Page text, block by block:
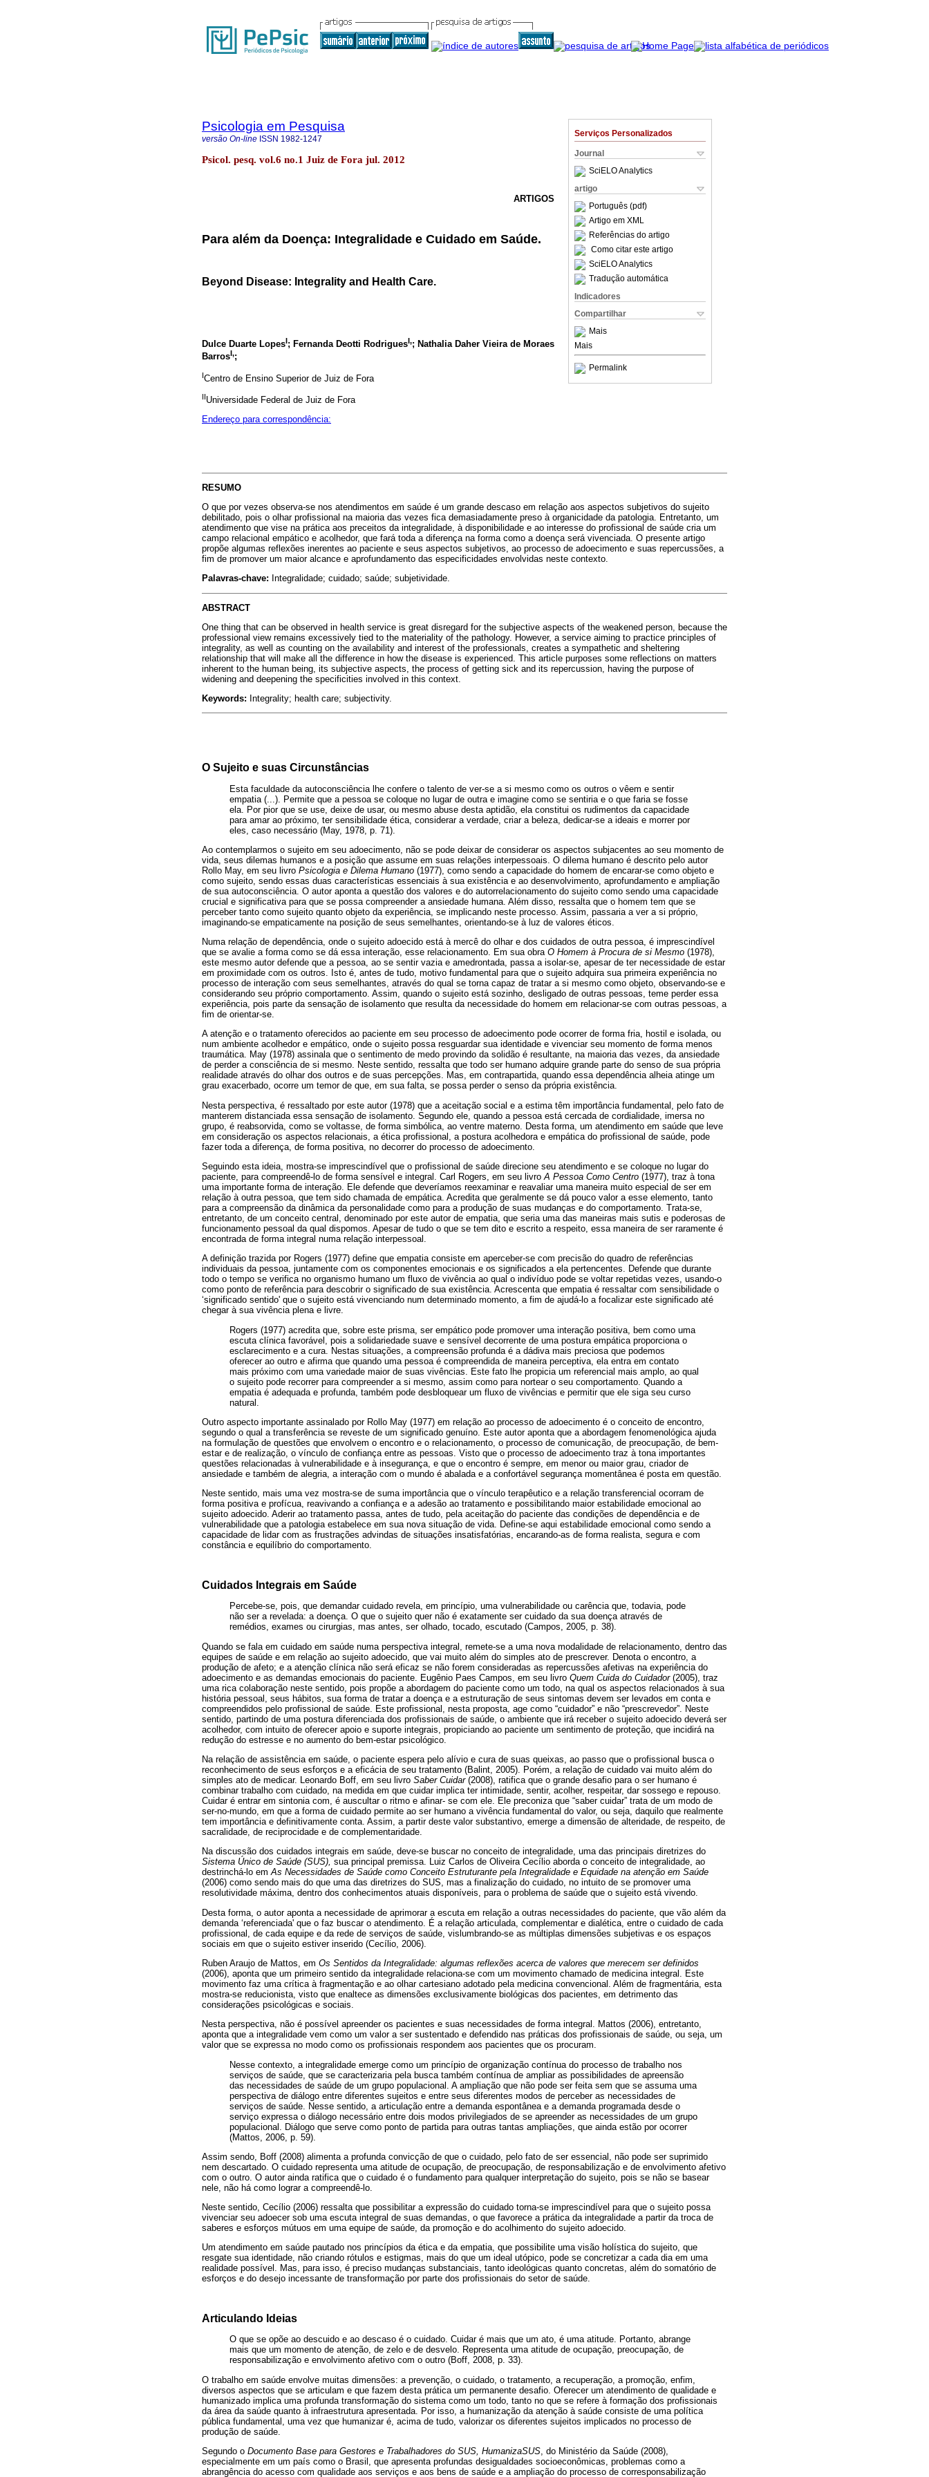
Serviços Personalizados
Journal
SciELO Analytics
artigo
Português (pdf)
Artigo em XML
Referências do artigo
Como citar este artigo
SciELO Analytics
Tradução automática
Indicadores
Compartilhar
Mais
Mais
Permalink
Psicologia em Pesquisa
versão On-line ISSN 1982-1247
Psicol. pesq. vol.6 no.1 Juiz de Fora jul. 2012
ARTIGOS
Para além da Doença: Integralidade e Cuidado em Saúde.
Beyond Disease: Integrality and Health Care.
Dulce Duarte LopesI; Fernanda Deotti RodriguesI,; Nathalia Daher Vieira de Moraes
BarrosI,;
ICentro de Ensino Superior de Juiz de Fora
IIUniversidade Federal de Juiz de Fora
Endereço para correspondência:
RESUMO
O que por vezes observa-se nos atendimentos em saúde é um grande descaso em relação aos aspectos subjetivos do sujeito
debilitado, pois o olhar profissional na maioria das vezes fica demasiadamente preso à organicidade da patologia. Entretanto, um
atendimento que vise na prática aos preceitos da integralidade, à disponibilidade e ao interesse do profissional de saúde cria um
campo relacional empático e acolhedor, que fará toda a diferença na forma como a doença será vivenciada. O presente artigo
propõe algumas reflexões inerentes ao paciente e seus aspectos subjetivos, ao processo de adoecimento e suas repercussões, a
fim de promover um maior alcance e aprofundamento das especificidades envolvidas neste contexto.
Palavras-chave: Integralidade; cuidado; saúde; subjetividade.
ABSTRACT
One thing that can be observed in health service is great disregard for the subjective aspects of the weakened person, because the
professional view remains excessively tied to the materiality of the pathology. However, a service aiming to practice principles of
integrality, as well as counting on the availability and interest of the professionals, creates a sympathetic and sheltering
relationship that will make all the difference in how the disease is experienced. This article purposes some reflections on matters
inherent to the human being, its subjective aspects, the process of getting sick and its repercussion, having the purpose of
widening and deepening the specificities involved in this context.
Keywords: Integrality; health care; subjectivity.
O Sujeito e suas Circunstâncias
Esta faculdade da autoconsciência lhe confere o talento de ver-se a si mesmo como os outros o vêem e sentir
empatia (...). Permite que a pessoa se coloque no lugar de outra e imagine como se sentiria e o que faria se fosse
ela. Por pior que se use, deixe de usar, ou mesmo abuse desta aptidão, ela constitui os rudimentos da capacidade
para amar ao próximo, ter sensibilidade ética, considerar a verdade, criar a beleza, dedicar-se a ideais e morrer por
eles, caso necessário (May, 1978, p. 71).
Ao contemplarmos o sujeito em seu adoecimento, não se pode deixar de considerar os aspectos subjacentes ao seu momento de
vida, seus dilemas humanos e a posição que assume em suas relações interpessoais. O dilema humano é descrito pelo autor
Rollo May, em seu livro Psicologia e Dilema Humano (1977), como sendo a capacidade do homem de encarar-se como objeto e
como sujeito, sendo essas duas características essenciais à sua existência e ao desenvolvimento, aprofundamento e ampliação
de sua autoconsciência. O autor aponta a questão dos valores e do autorrelacionamento do sujeito como sendo uma capacidade
crucial e significativa para que se possa compreender a ansiedade humana. Além disso, ressalta que o homem tem que se
perceber tanto como sujeito quanto objeto da experiência, se implicando neste processo. Assim, passaria a ver a si próprio,
imaginando-se empaticamente na posição de seus semelhantes, orientando-se à luz de valores éticos.
Numa relação de dependência, onde o sujeito adoecido está à mercê do olhar e dos cuidados de outra pessoa, é imprescindível
que se avalie a forma como se dá essa interação, esse relacionamento. Em sua obra O Homem à Procura de si Mesmo (1978),
este mesmo autor defende que a pessoa, ao se sentir vazia e amedrontada, passa a isolar-se, apesar de ter necessidade de estar
em proximidade com os outros. Isto é, antes de tudo, motivo fundamental para que o sujeito adquira sua primeira experiência no
processo de interação com seus semelhantes, através do qual se torna capaz de tratar a si mesmo como objeto, observando-se e
considerando seu próprio comportamento. Assim, quando o sujeito está sozinho, desligado de outras pessoas, teme perder essa
experiência, pois parte da sensação de isolamento que resulta da necessidade do homem em relacionar-se com outras pessoas, a
fim de orientar-se.
A atenção e o tratamento oferecidos ao paciente em seu processo de adoecimento pode ocorrer de forma fria, hostil e isolada, ou
num ambiente acolhedor e empático, onde o sujeito possa resguardar sua identidade e vivenciar seu momento de forma menos
traumática. May (1978) assinala que o sentimento de medo provindo da solidão é resultante, na maioria das vezes, da ansiedade
de perder a consciência de si mesmo. Neste sentido, ressalta que todo ser humano adquire grande parte do senso de sua própria
realidade através do olhar dos outros e de suas percepções. Mas, em contrapartida, quando essa dependência alheia atinge um
grau exacerbado, ocorre um temor de que, em sua falta, se possa perder o senso da própria existência.
Nesta perspectiva, é ressaltado por este autor (1978) que a aceitação social e a estima têm importância fundamental, pelo fato de
manterem distanciada essa sensação de isolamento. Segundo ele, quando a pessoa está cercada de cordialidade, imersa no
grupo, é reabsorvida, como se voltasse, de forma simbólica, ao ventre materno. Desta forma, um atendimento em saúde que leve
em consideração os aspectos relacionais, a ética profissional, a postura acolhedora e empática do profissional de saúde, pode
fazer toda a diferença, de forma positiva, no decorrer do processo de adoecimento.
Seguindo esta ideia, mostra-se imprescindível que o profissional de saúde direcione seu atendimento e se coloque no lugar do
paciente, para compreendê-lo de forma sensível e integral. Carl Rogers, em seu livro A Pessoa Como Centro (1977), traz à tona
uma importante forma de interação. Ele defende que deveríamos reexaminar e reavaliar uma maneira muito especial de ser em
relação à outra pessoa, que tem sido chamada de empática. Acredita que geralmente se dá pouco valor a esse elemento, tanto
para a compreensão da dinâmica da personalidade como para a produção de suas mudanças e do comportamento. Trata-se,
entretanto, de um conceito central, denominado por este autor de empatia, que seria uma das maneiras mais sutis e poderosas de
funcionamento pessoal da qual dispomos. Apesar de tudo o que se tem dito e escrito a respeito, essa maneira de ser raramente é
encontrada de forma integral numa relação interpessoal.
A definição trazida por Rogers (1977) define que empatia consiste em aperceber-se com precisão do quadro de referências
individuais da pessoa, juntamente com os componentes emocionais e os significados a ela pertencentes. Defende que durante
todo o tempo se verifica no organismo humano um fluxo de vivência ao qual o indivíduo pode se voltar repetidas vezes, usando-o
como ponto de referência para descobrir o significado de sua existência. Acrescenta que empatia é ressaltar com sensibilidade o
‘significado sentido' que o sujeito está vivenciando num determinado momento, a fim de ajudá-lo a focalizar este significado até
chegar à sua vivência plena e livre.
Rogers (1977) acredita que, sobre este prisma, ser empático pode promover uma interação positiva, bem como uma
escuta clínica favorável, pois a solidariedade suave e sensível decorrente de uma postura empática proporciona o
esclarecimento e a cura. Nestas situações, a compreensão profunda é a dádiva mais preciosa que podemos
oferecer ao outro e afirma que quando uma pessoa é compreendida de maneira perceptiva, ela entra em contato
mais próximo com uma variedade maior de suas vivências. Este fato lhe propicia um referencial mais amplo, ao qual
o sujeito pode recorrer para compreender a si mesmo, assim como para nortear o seu comportamento. Quando a
empatia é adequada e profunda, também pode desbloquear um fluxo de vivências e permitir que ele siga seu curso
natural.
Outro aspecto importante assinalado por Rollo May (1977) em relação ao processo de adoecimento é o conceito de encontro,
segundo o qual a transferência se reveste de um significado genuíno. Este autor aponta que a abordagem fenomenológica ajuda
na formulação de questões que envolvem o encontro e o relacionamento, o processo de comunicação, de preocupação, de bem-
estar e de realização, o vínculo de confiança entre as pessoas. Visto que o processo de adoecimento traz à tona importantes
questões relacionadas à vulnerabilidade e à insegurança, e que o encontro é sempre, em menor ou maior grau, criador de
ansiedade e também de alegria, a interação com o mundo é abalada e a confortável segurança momentânea é posta em questão.
Neste sentido, mais uma vez mostra-se de suma importância que o vínculo terapêutico e a relação transferencial ocorram de
forma positiva e profícua, reavivando a confiança e a adesão ao tratamento e possibilitando maior estabilidade emocional ao
sujeito adoecido. Aderir ao tratamento passa, antes de tudo, pela aceitação do paciente das condições de dependência e de
vulnerabilidade que a patologia estabelece em sua nova situação de vida. Define-se aqui estabilidade emocional como sendo a
capacidade de lidar com as frustrações advindas de situações insatisfatórias, encarando-as de forma realista, segura e com
constância e equilíbrio do comportamento.
Cuidados Integrais em Saúde
Percebe-se, pois, que demandar cuidado revela, em princípio, uma vulnerabilidade ou carência que, todavia, pode
não ser a revelada: a doença. O que o sujeito quer não é exatamente ser cuidado da sua doença através de
remédios, exames ou cirurgias, mas antes, ser olhado, tocado, escutado (Campos, 2005, p. 38).
Quando se fala em cuidado em saúde numa perspectiva integral, remete-se a uma nova modalidade de relacionamento, dentro das
equipes de saúde e em relação ao sujeito adoecido, que vai muito além do simples ato de prescrever. Denota o encontro, a
produção de afeto; e a atenção clínica não será eficaz se não forem consideradas as repercussões afetivas na experiência do
adoecimento e as demandas emocionais do paciente. Eugênio Paes Campos, em seu livro Quem Cuida do Cuidador(2005), traz
uma rica colaboração neste sentido, pois propõe a abordagem do paciente como um todo, na qual os aspectos relacionados à sua
história pessoal, seus hábitos, sua forma de tratar a doença e a estruturação de seus sintomas devem ser levados em conta e
compreendidos pelo profissional de saúde. Este profissional, nesta proposta, age como “cuidador” e não “prescrevedor”. Neste
sentido, partindo de uma postura diferenciada dos profissionais de saúde, o ambiente que irá receber o sujeito adoecido deverá ser
acolhedor, com intuito de oferecer apoio e suporte integrais, propiciando ao paciente um sentimento de proteção, que incidirá na
redução do estresse e no aumento do bem-estar psicológico.
Na relação de assistência em saúde, o paciente espera pelo alívio e cura de suas queixas, ao passo que o profissional busca o
reconhecimento de seus esforços e a eficácia de seu tratamento (Balint, 2005). Porém, a relação de cuidado vai muito além do
simples ato de medicar. Leonardo Boff, em seu livro Saber Cuidar(2008), ratifica que o grande desafio para o ser humano é
combinar trabalho com cuidado, na medida em que cuidar implica ter intimidade, sentir, acolher, respeitar, dar sossego e repouso.
Cuidar é entrar em sintonia com, é auscultar o ritmo e afinar- se com ele. Ele preconiza que “saber cuidar” trata de um modo de
ser-no-mundo, em que a forma de cuidado permite ao ser humano a vivência fundamental do valor, ou seja, daquilo que realmente
tem importância e definitivamente conta. Assim, a partir deste valor substantivo, emerge a dimensão de alteridade, de respeito, de
sacralidade, de reciprocidade e de complementaridade.
Na discussão dos cuidados integrais em saúde, deve-se buscar no conceito de integralidade, uma das principais diretrizes do
Sistema Único de Saúde (SUS), sua principal premissa. Luiz Carlos de Oliveira Cecílio aborda o conceito de integralidade, ao
destrinchá-lo emAs Necessidades de Saúde como Conceito Estruturante pela Integralidade e Equidade na atenção em Saúde
(2006) como sendo mais do que uma das diretrizes do SUS, mas a finalização do cuidado, no intuito de se promover uma
resolutividade máxima, dentro dos conhecimentos atuais disponíveis, para o problema de saúde que o sujeito está vivendo.
Desta forma, o autor aponta a necessidade de aprimorar a escuta em relação a outras necessidades do paciente, que vão além da
demanda ‘referenciada' que o faz buscar o atendimento. É a relação articulada, complementar e dialética, entre o cuidado de cada
profissional, de cada equipe e da rede de serviços de saúde, vislumbrando-se as múltiplas dimensões subjetivas e os espaços
sociais em que o sujeito estiver inserido (Cecílio, 2006).
Ruben Araujo de Mattos, em Os Sentidos da Integralidade: algumas reflexões acerca de valores que merecem ser definidos
(2006), aponta que um primeiro sentido da integralidade relaciona-se com um movimento chamado de medicina integral. Este
movimento faz uma crítica à fragmentação e ao olhar cartesiano adotado pela medicina convencional. Além de fragmentária, esta
mostra-se reducionista, visto que enaltece as dimensões exclusivamente biológicas dos pacientes, em detrimento das
considerações psicológicas e sociais.
Nesta perspectiva, não é possível apreender os pacientes e suas necessidades de forma integral. Mattos (2006), entretanto,
aponta que a integralidade vem como um valor a ser sustentado e defendido nas práticas dos profissionais de saúde, ou seja, um
valor que se expressa no modo como os profissionais respondem aos pacientes que os procuram.
Nesse contexto, a integralidade emerge como um princípio de organização contínua do processo de trabalho nos
serviços de saúde, que se caracterizaria pela busca também contínua de ampliar as possibilidades de apreensão
das necessidades de saúde de um grupo populacional. A ampliação que não pode ser feita sem que se assuma uma
perspectiva de diálogo entre diferentes sujeitos e entre seus diferentes modos de perceber as necessidades de
serviços de saúde. Nesse sentido, a articulação entre a demanda espontânea e a demanda programada desde o
serviço expressa o diálogo necessário entre dois modos privilegiados de se apreender as necessidades de um grupo
populacional. Diálogo que serve como ponto de partida para outras tantas ampliações, que ainda estão por ocorrer
(Mattos, 2006, p. 59).
Assim sendo, Boff (2008) alimenta a profunda convicção de que o cuidado, pelo fato de ser essencial, não pode ser suprimido
nem descartado. O cuidado representa uma atitude de ocupação, de preocupação, de responsabilização e de envolvimento afetivo
com o outro. O autor ainda ratifica que o cuidado é o fundamento para qualquer interpretação do sujeito, pois se não se basear
nele, não há como lograr a compreendê-lo.
Neste sentido, Cecílio (2006) ressalta que possibilitar a expressão do cuidado torna-se imprescindível para que o sujeito possa
vivenciar seu adoecer sob uma escuta integral de suas demandas, o que favorece a prática da integralidade a partir da troca de
saberes e esforços mútuos em uma equipe de saúde, da promoção e do acolhimento do sujeito adoecido.
Um atendimento em saúde pautado nos princípios da ética e da empatia, que possibilite uma visão holística do sujeito, que
resgate sua identidade, não criando rótulos e estigmas, mais do que um ideal utópico, pode se concretizar a cada dia em uma
realidade possível. Mas, para isso, é preciso mudanças substanciais, tanto ideológicas quanto concretas, além do somatório de
esforços e do desejo incessante de transformação por parte dos profissionais do setor de saúde.
Articulando Ideias
O que se opõe ao descuido e ao descaso é o cuidado. Cuidar é mais que um ato, é uma atitude. Portanto, abrange
mais que um momento de atenção, de zelo e de desvelo. Representa uma atitude de ocupação, preocupação, de
responsabilização e envolvimento afetivo com o outro (Boff, 2008, p. 33).
O trabalho em saúde envolve muitas dimensões: a prevenção, o cuidado, o tratamento, a recuperação, a promoção, enfim,
diversos aspectos que se articulam e que fazem desta prática um permanente desafio. Oferecer um atendimento de qualidade e
humanizado implica uma profunda transformação do sistema como um todo, tanto no que se refere à formação dos profissionais
da área da saúde quanto à infraestrutura apresentada. Por isso, a humanização da atenção à saúde consiste de uma política
pública fundamental, uma vez que humanizar é, acima de tudo, valorizar os diferentes sujeitos implicados no processo de
produção de saúde.
Segundo o Documento Base para Gestores e Trabalhadores do SUS, HumanizaSUS, do Ministério da Saúde (2008),
especialmente em um país como o Brasil, que apresenta profundas desigualdades socioeconômicas, problemas como a
abrangência do acesso com qualidade aos serviços e aos bens de saúde e a ampliação do processo de corresponsabilização